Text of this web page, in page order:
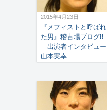
2015年4月23日
『メフィストと呼ばれ
た男』稽古場ブログ8
出演者インタビュー
山本実幸